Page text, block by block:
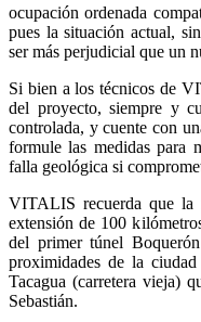
ocupación ordenada
pues la situación actual,
ser más perjudicial que un
Si bien a los técnicos de
del proyecto, siempre y
controlada, y cuente con
formule las medidas para
falla geológica si
VITALIS recuerda que la
extensión de 100
del primer túnel
proximidades de la ciudad
Tacagua (carretera vieja)
Sebastián.